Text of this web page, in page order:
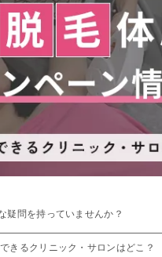
疑問を持っていませんか？
きるクリニック・サロンはどこ？